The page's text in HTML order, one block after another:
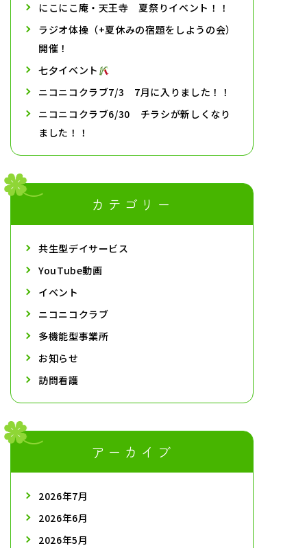
にこにこ庵・天王寺 夏祭りイベント！！
ラジオ体操（+夏休みの宿題をしようの会）
開催！
七夕イベント
ニコニコクラブ7/3 7月に入りました！！
ニコニコクラブ6/30 チラシが新しくなり
ました！！
カテゴリー
共生型デイサービス
YouTube動画
イベント
ニコニコクラブ
多機能型事業所
お知らせ
訪問看護
アーカイブ
2026年7月
2026年6月
2026年5月